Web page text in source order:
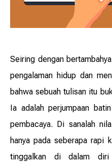
Seiring dengan
pengalaman hidup dan
bahwa sebuah tulisan itu
Ia adalah perjumpaan
pembacaya. Di sanalah
hanya pada seberapa rapi
tinggalkan di dalam diri